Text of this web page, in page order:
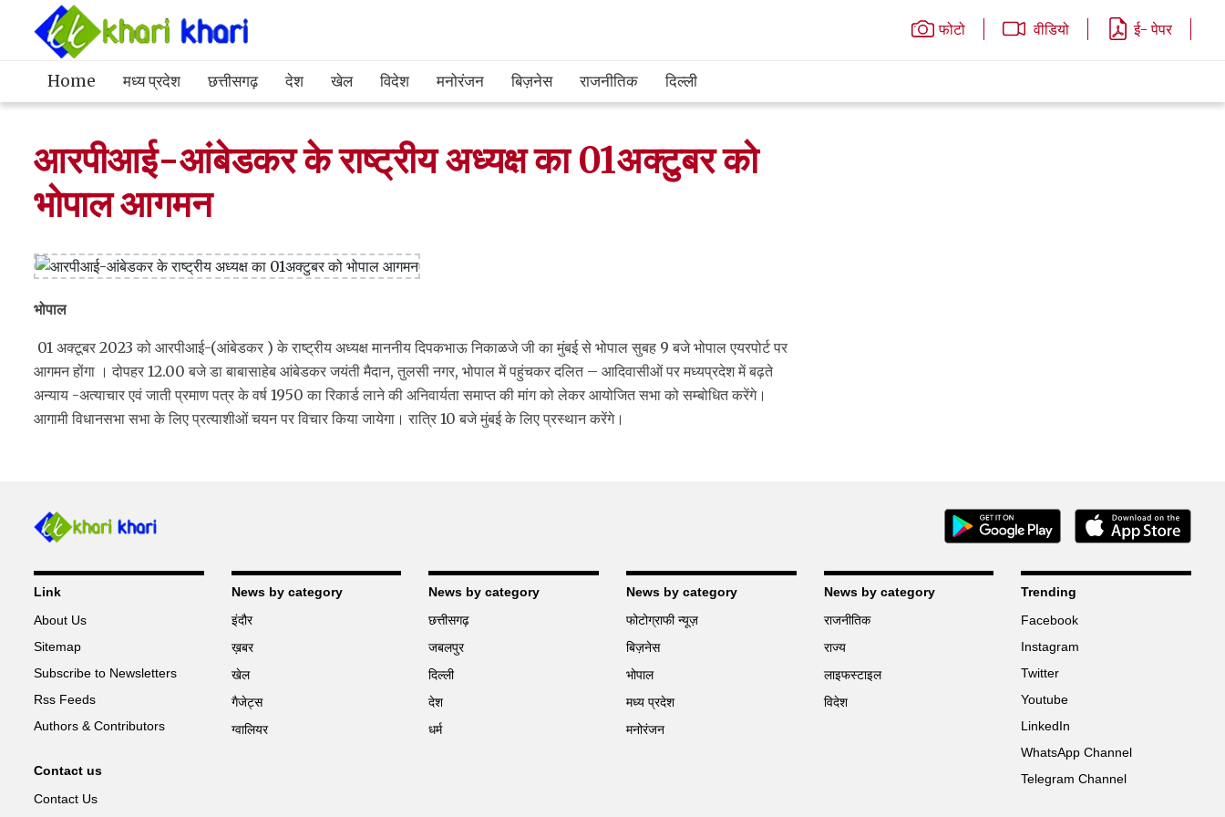
फोटो वीडियो ई- पेपर
Home मध्य प्रदेश छत्तीसगढ़ देश खेल विदेश मनोरंजन बिज़नेस राजनीतिक दिल्ली
आरपीआई-आंबेडकर के राष्ट्रीय अध्यक्ष का 01अक्टुबर को
भोपाल आगमन
भोपाल
01 अक्टूबर 2023 को आरपीआई-(आंबेडकर ) के राष्ट्रीय अध्यक्ष माननीय दिपकभाऊ निकाळजे जी का मुंबई से भोपाल सुबह 9 बजे भोपाल एयरपोर्ट पर
आगमन होंगा । दोपहर 12.00 बजे डा बाबासाहेब आंबेडकर जयंती मैदान, तुलसी नगर, भोपाल में पहुंचकर दलित – आदिवासीओं पर मध्यप्रदेश में बढ़ते
अन्याय -अत्याचार एवं जाती प्रमाण पत्र के वर्ष 1950 का रिकार्ड लाने की अनिवार्यता समाप्त की मांग को लेकर आयोजित सभा को सम्बोधित करेंगे।
आगामी विधानसभा सभा के लिए प्रत्याशीओं चयन पर विचार किया जायेगा। रात्रि 10 बजे मुंबई के लिए प्रस्थान करेंगे।
Link
About Us
Sitemap
Subscribe to Newsletters
Rss Feeds
Authors & Contributors
Contact us
Contact Us
News by category
इंदौर
ख़बर
खेल
गैजेट्स
ग्वालियर
News by category
छत्तीसगढ़
जबलपुर
दिल्ली
देश
धर्म
News by category
फोटोग्राफी न्यूज़
बिज़नेस
भोपाल
मध्य प्रदेश
मनोरंजन
News by category
राजनीतिक
राज्य
लाइफस्टाइल
विदेश
Trending
Facebook
Instagram
Twitter
Youtube
LinkedIn
WhatsApp Channel
Telegram Channel